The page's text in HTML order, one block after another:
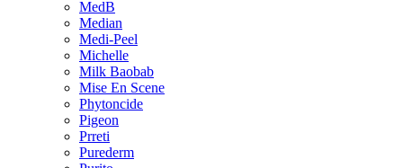
MedB
Median
Medi-Peel
Michelle
Milk Baobab
Mise En Scene
Phytoncide
Pigeon
Prreti
Purederm